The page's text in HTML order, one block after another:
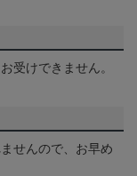
受けできません。
せんので、お早め